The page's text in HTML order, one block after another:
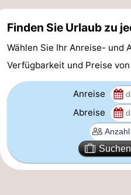
Medizin
Nordholland
-
Schoorlse
Duinen
Bergen
aan
-
Bergen
-
Finden Sie Urlaub zu
Wählen Sie Ihr Anreise- und
Verfügbarkeit und Preise von
Anreise
Abreise